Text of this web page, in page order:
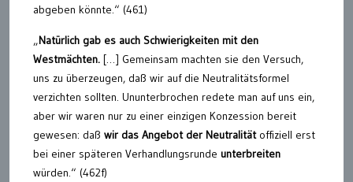
abgeben könnte.“ (461)
„Natürlich gab es auch Schwierigkeiten mit den
Westmächten. […] Gemeinsam machten sie den Versuch,
uns zu überzeugen, daß wir auf die Neutralitätsformel
verzichten sollten. Ununterbrochen redete man auf uns ein,
aber wir waren nur zu einer einzigen Konzession bereit
gewesen: daß wir das Angebot der Neutralität offiziell erst
bei einer späteren Verhandlungsrunde unterbreiten
würden.“ (462f)